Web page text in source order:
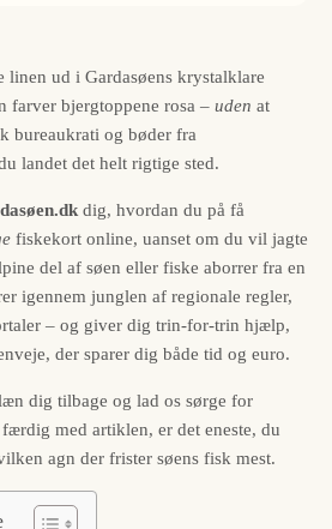
linen ud i Gardasøens krystalklare
farver bjergtoppene rosa – uden at
bureaukrati og bøder fra
landet det helt rigtige sted.
dig, hvordan du på få
fiskekort online, uanset om du vil jagte
del af søen eller fiske aborrer fra en
igennem junglen af regionale regler,
– og giver dig trin-for-trin hjælp,
der sparer dig både tid og euro.
dig tilbage og lad os sørge for
med artiklen, er det eneste, du
agn der frister søens fisk mest.